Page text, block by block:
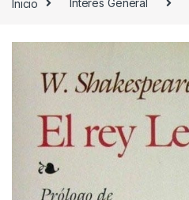
Inicio Interes General